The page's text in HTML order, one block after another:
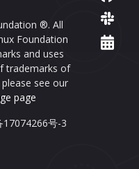
®. All
Foundation
and uses
trademarks of
see our
page
17074266号-3